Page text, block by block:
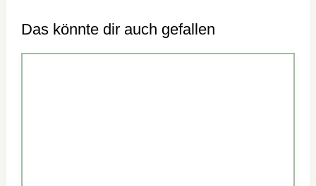
Das könnte dir auch gefallen